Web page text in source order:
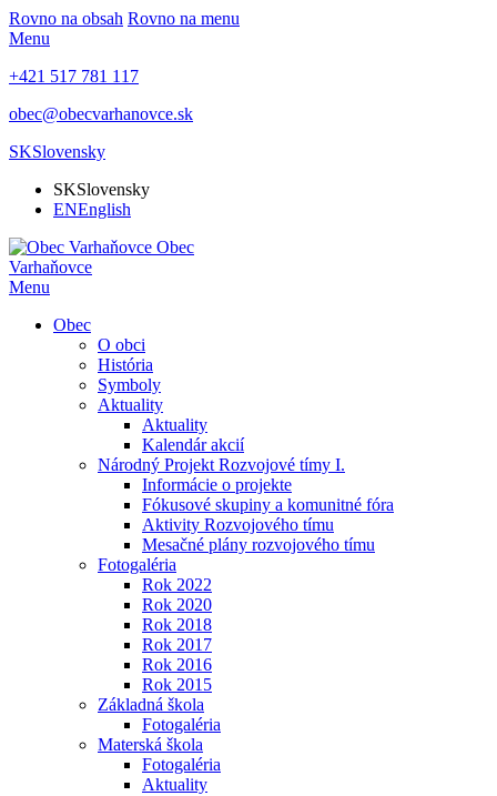
Rovno na obsah Rovno na menu
Menu
+421 517 781 117
obec@obecvarhanovce.sk
SKSlovensky
SKSlovensky
ENEnglish
Obec
Varhaňovce
Menu
Obec
O obci
História
Symboly
Aktuality
Aktuality
Kalendár akcií
Národný Projekt Rozvojové tímy I.
Informácie o projekte
Fókusové skupiny a komunitné fóra
Aktivity Rozvojového tímu
Mesačné plány rozvojového tímu
Fotogaléria
Rok 2022
Rok 2020
Rok 2018
Rok 2017
Rok 2016
Rok 2015
Základná škola
Fotogaléria
Materská škola
Fotogaléria
Aktuality